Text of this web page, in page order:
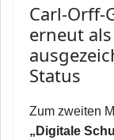
Carl-Orff-
erneut
Status
Zum zweiten
„Digitale